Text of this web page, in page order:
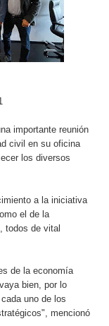
importante reunión
civil en su oficina
los diversos
a la iniciativa
el de la
todos de vital
de la economía
bien, por lo
uno de los
mencionó